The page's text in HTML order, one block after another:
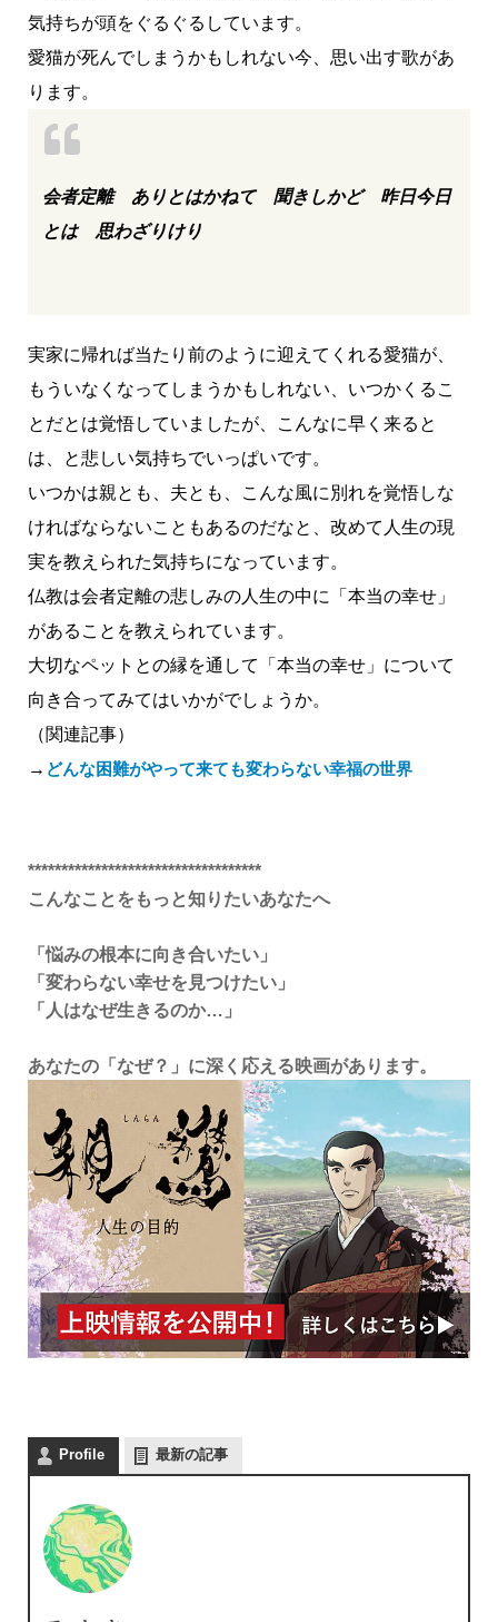
気持ちが頭をぐるぐるしています。
愛猫が死んでしまうかもしれない今、思い出す歌があ
ります。
会者定離 ありとはかねて 聞きしかど 昨日今日
とは 思わざりけり
実家に帰れば当たり前のように迎えてくれる愛猫が、
もういなくなってしまうかもしれない、いつかくるこ
とだとは覚悟していましたが、こんなに早く来ると
は、と悲しい気持ちでいっぱいです。
いつかは親とも、夫とも、こんな風に別れを覚悟しな
ければならないこともあるのだなと、改めて人生の現
実を教えられた気持ちになっています。
仏教は会者定離の悲しみの人生の中に「本当の幸せ」
があることを教えられています。
大切なペットとの縁を通して「本当の幸せ」について
向き合ってみてはいかがでしょうか。
（関連記事）
→ どんな困難がやって来ても変わらない幸福の世界
***********************************
こんなことをもっと知りたいあなたへ
「悩みの根本に向き合いたい」
「変わらない幸せを見つけたい」
「人はなぜ生きるのか…」
あなたの「なぜ？」に深く応える映画があります。
Profile 最新の記事